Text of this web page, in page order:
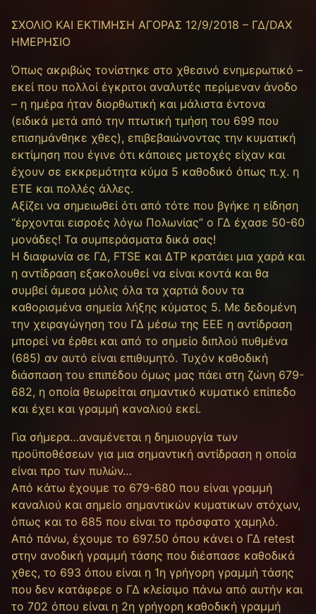
ΣΧΟΛΙΟ ΚΑΙ ΕΚΤΙΜΗΣΗ ΑΓΟΡΑΣ 12/9/2018 – ΓΔ/DAX
ΗΜΕΡΗΣΙΟ
Όπως ακριβώς τονίστηκε στο χθεσινό ενημερωτικό –
εκεί που πολλοί έγκριτοι αναλυτές περίμεναν άνοδο
– η ημέρα ήταν διορθωτική και μάλιστα έντονα
(ειδικά μετά από την πτωτική τμήση του 699 που
επισημάνθηκε χθες), επιβεβαιώνοντας την κυματική
εκτίμηση που έγινε ότι κάποιες μετοχές είχαν και
έχουν σε εκκρεμότητα κύμα 5 καθοδικό όπως π.χ. η
ΕΤΕ και πολλές άλλες.
Αξίζει να σημειωθεί ότι από τότε που βγήκε η είδηση
“έρχονται εισροές λόγω Πολωνίας” ο ΓΔ έχασε 50-60
μονάδες! Τα συμπεράσματα δικά σας!
Η διαφωνία σε ΓΔ, FTSE και ΔΤΡ κρατάει μια χαρά και
η αντίδραση εξακολουθεί να είναι κοντά και θα
συμβεί άμεσα μόλις όλα τα χαρτιά δουν τα
καθορισμένα σημεία λήξης κύματος 5. Με δεδομένη
την χειραγώγηση του ΓΔ μέσω της ΕΕΕ η αντίδραση
μπορεί να έρθει και από το σημείο διπλού πυθμένα
(685) αν αυτό είναι επιθυμητό. Τυχόν καθοδική
διάσπαση του επιπέδου όμως μας πάει στη ζώνη 679-
682, η οποία θεωρείται σημαντικό κυματικό επίπεδο
και έχει και γραμμή καναλιού εκεί.
Για σήμερα…αναμένεται η δημιουργία των
προϋποθέσεων για μια σημαντική αντίδραση η οποία
είναι προ των πυλών…
Από κάτω έχουμε τo 679-680 που είναι γραμμή
καναλιού και σημείο σημαντικών κυματικων στόχων,
όπως και το 685 που είναι το πρόσφατο χαμηλό.
Από πάνω, έχουμε το 697.50 όπου κάνει ο ΓΔ retest
στην ανοδική γραμμή τάσης που διέσπασε καθοδικά
χθες, το 693 όπου είναι η 1η γρήγορη γραμμή τάσης
που δεν κατάφερε ο ΓΔ κλείσιμο πάνω από αυτήν και
το 702 όπου είναι η 2η γρήγορη καθοδική γραμμή